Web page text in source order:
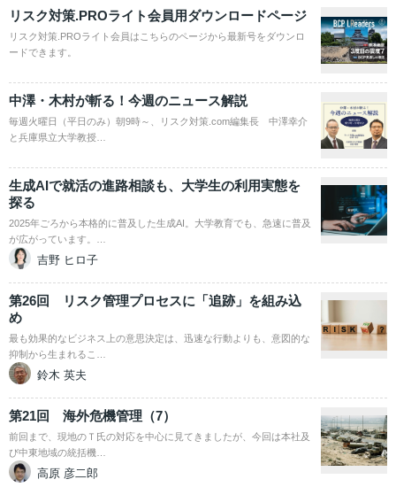
リスク対策.PROライト会員用ダウンロードページ
リスク対策.PROライト会員はこちらのページから最新号をダウンロ
ードできます。
中澤・木村が斬る！今週のニュース解説
毎週火曜日（平日のみ）朝9時～、リスク対策.com編集長 中澤幸介
と兵庫県立大学教授…
生成AIで就活の進路相談も、大学生の利用実態を
探る
2025年ごろから本格的に普及した生成AI。大学教育でも、急速に普及
が広がっています。…
吉野 ヒロ子
第26回 リスク管理プロセスに「追跡」を組み込
め
最も効果的なビジネス上の意思決定は、迅速な行動よりも、意図的な
抑制から生まれるこ…
鈴木 英夫
第21回 海外危機管理（7）
前回まで、現地のＴ氏の対応を中心に見てきましたが、今回は本社及
び中東地域の統括機…
高原 彦二郎